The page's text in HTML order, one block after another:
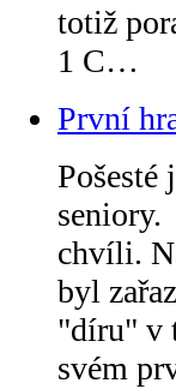
totiž
1 C…
První
Pošesté
seniory.
chvíli.
byl
"díru" v
svém